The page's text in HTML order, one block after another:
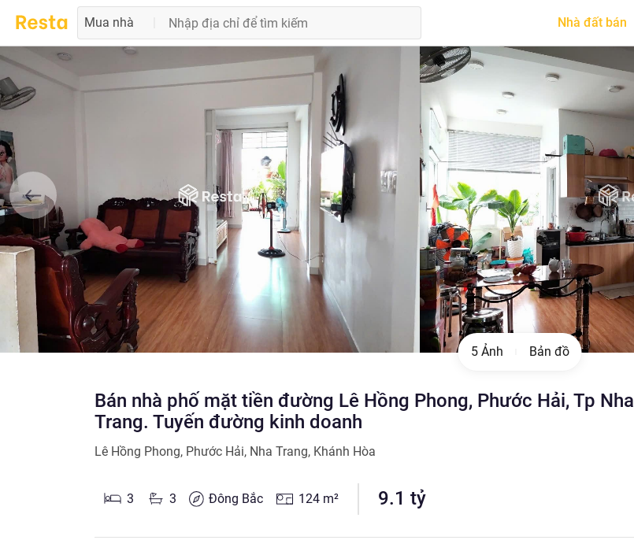
Mua nhà Nhà đất bán
5 Ảnh Bản đồ
Bán nhà phố mặt tiền đường Lê Hồng Phong, Phước Hải, Tp Nha
Trang. Tuyến đường kinh doanh
Lê Hồng Phong, Phước Hải, Nha Trang, Khánh Hòa
3 3 Đông Bắc 124 m² 9.1 tỷ